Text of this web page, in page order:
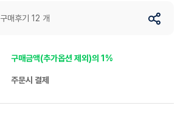
구매후기 12 개
구매금액(추가옵션 제외)의 1%
주문시 결제